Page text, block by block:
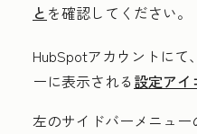
と を確認してください。
HubSpotアカウントにて
ーに表示される設定アイ
左のサイドバーメニュー